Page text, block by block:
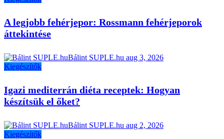
A legjobb fehérjepor: Rossmann fehérjeporok
áttekintése
Bálint SUPLE.hu aug 3, 2026
Kiegészítők
Igazi mediterrán diéta receptek: Hogyan
készítsük el őket?
Bálint SUPLE.hu aug 2, 2026
Kiegészítők